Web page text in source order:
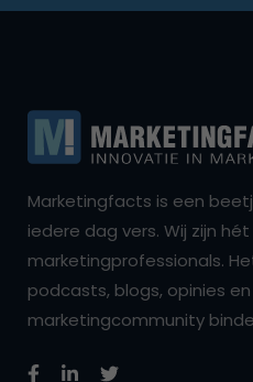
Marketingfacts is een
iedere dag vers. Wij zijn
marketingprofessionals.
podcasts, blogs, opinies
marketingcommunity